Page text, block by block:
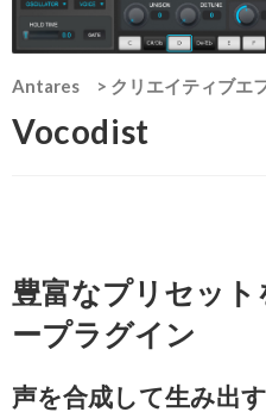
Antares > クリエイティブエ
Vocodist
豊富なプリセッ
ープラグイン
声を合成して生み出